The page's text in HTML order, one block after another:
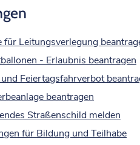
Leitungsverlegung
- Erlaubnis beantragen
Feiertagsfahrverbot
beantragen
Straßenschild melden
für Bildung und Teilhabe